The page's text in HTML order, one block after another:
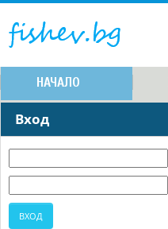
НАЧАЛО
Вход